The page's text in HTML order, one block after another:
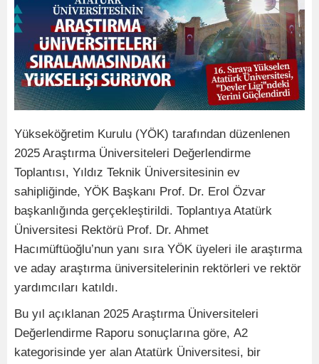
Yükseköğretim Kurulu (YÖK) tarafından düzenlenen
2025 Araştırma Üniversiteleri Değerlendirme
Toplantısı, Yıldız Teknik Üniversitesinin ev
sahipliğinde, YÖK Başkanı Prof. Dr. Erol Özvar
başkanlığında gerçekleştirildi. Toplantıya Atatürk
Üniversitesi Rektörü Prof. Dr. Ahmet
Hacımüftüoğlu’nun yanı sıra YÖK üyeleri ile araştırma
ve aday araştırma üniversitelerinin rektörleri ve rektör
yardımcıları katıldı.
Bu yıl açıklanan 2025 Araştırma Üniversiteleri
Değerlendirme Raporu sonuçlarına göre, A2
kategorisinde yer alan Atatürk Üniversitesi, bir